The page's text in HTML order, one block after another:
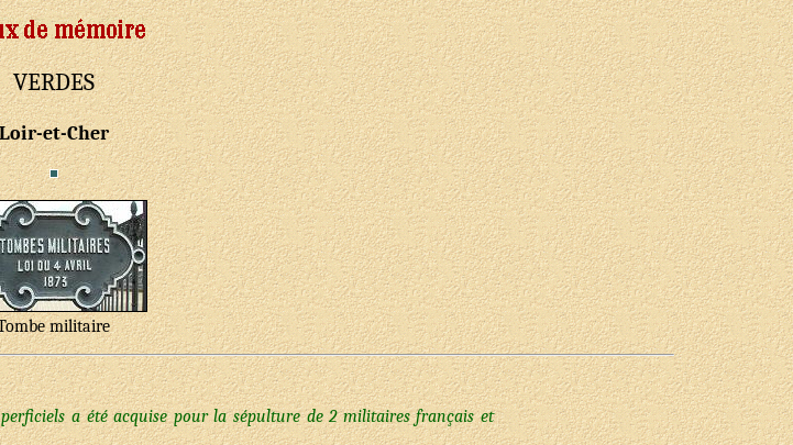
VERDES
et-Cher
militaire
a été acquise pour la sépulture de 2 militaires français et